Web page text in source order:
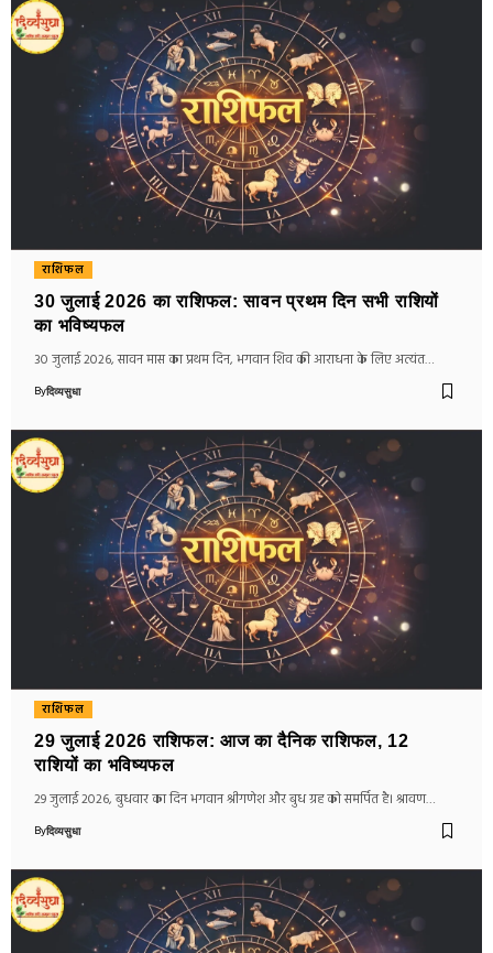
राशिफल
30 जुलाई 2026 का राशिफल: सावन प्रथम दिन सभी राशियों
का भविष्यफल
30 जुलाई 2026, सावन मास का प्रथम दिन, भगवान शिव की आराधना के लिए अत्यंत…
Byदिव्यसुधा
राशिफल
29 जुलाई 2026 राशिफल: आज का दैनिक राशिफल, 12
राशियों का भविष्यफल
29 जुलाई 2026, बुधवार का दिन भगवान श्रीगणेश और बुध ग्रह को समर्पित है। श्रावण…
Byदिव्यसुधा